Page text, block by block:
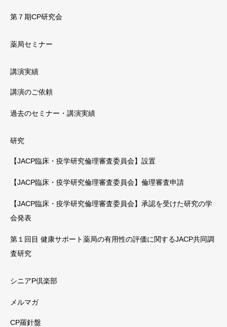
第７期CP研究会
薬局セミナー
講演実績
講演のご依頼
過去のセミナー・講演実績
研究
【JACP臨床・疫学研究倫理審査委員会】設置
【JACP臨床・疫学研究倫理審査委員会】倫理審査申請
【JACP臨床・疫学研究倫理審査委員会】承認を受けた研究の学
会発表
第１回目 健康サポート薬局の有用性の評価に関するJACP共同調
査研究
シニアP倶楽部
メルマガ
CP羅針盤